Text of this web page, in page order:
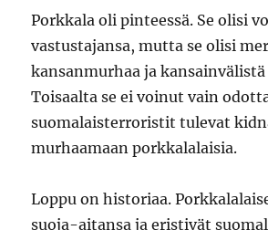
Porkkala oli pinteessä. Se olisi
vastustajansa, mutta se olisi
kansanmurhaa ja
Toisaalta se ei voinut vain
suomalaisterroristit tulevat
murhaamaan porkkalalaisia.
Loppu on historiaa.
suoja-aitansa ja eristivät